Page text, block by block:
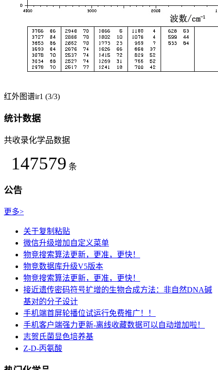
红外图谱ir1 (3/3)
统计数据
共收录化学品数据
147579 条
公告
更多>
关于复制粘贴
微信升级增加自定义菜单
物竞搜索算法更新，更准，更快！
物竞数据库升级V5版本
物竞搜索算法更新，更准，更快！
接近遗传密码符号扩增的生物合成方法：非自然DNA碱
基对的分子设计
手机端首屏轮播位试运行免费推广！！
手机客户端强力更新-离线收藏数据可以自动增加啦！
志贺氏菌显色培养基
Z-D-丙氨酸